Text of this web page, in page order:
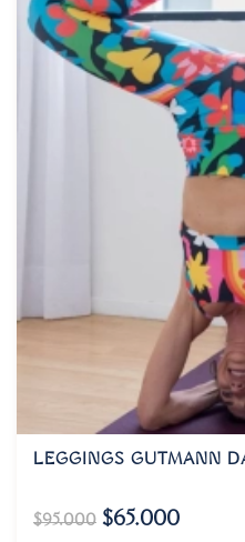
LEGGINGS GUTMANN
$95.000 $65.000